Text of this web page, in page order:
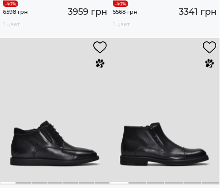
3959 грн
6598 грн
1 цвет
3341 грн
5568 грн
1 цвет